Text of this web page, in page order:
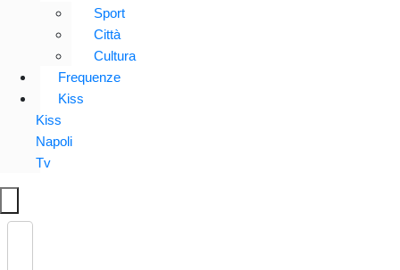
Sport
Città
Cultura
Frequenze
Kiss
Kiss
Napoli
Tv